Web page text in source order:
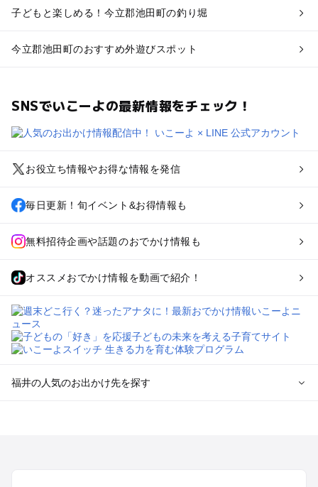
子どもと楽しめる！今立郡池田町の釣り堀
今立郡池田町のおすすめ外遊びスポット
SNSでいこーよの最新情報をチェック！
お役立ち情報やお得な情報を発信
毎日更新！旬イベント&お得情報も
無料招待企画や話題のおでかけ情報も
オススメおでかけ情報を動画で紹介！
福井の人気のお出かけ先を探す